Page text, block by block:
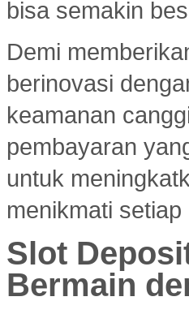
bisa semakin
Demi
berinovasi
keamanan
pembayaran
untuk
menikmati
Slot
Bermain